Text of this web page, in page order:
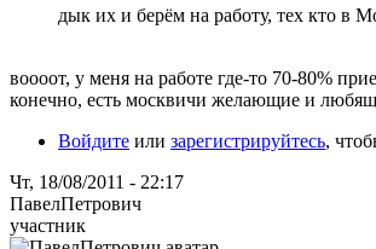
дык их и берём на работу, тех кто в
воооот, у меня на работе где-то 70-80%
конечно, есть москвичи желающие и
Войдите или зарегистрируйтесь,
Чт, 18/08/2011 - 22:17
ПавелПетрович
участник